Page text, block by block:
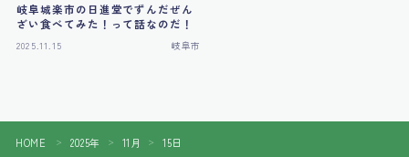
Go out
岐阜城楽市の日進堂でずんだぜん
ざい食べてみた！って話なのだ！
2025.11.15 岐阜市
HOME ＞ 2025年 ＞ 11月 ＞ 15日